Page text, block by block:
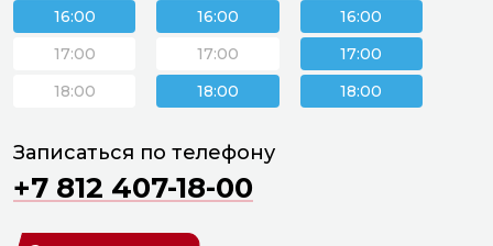
16:00
17:00
18:00
16:00
17:00
18:00
16:00
17:00
18:00
Записаться по телефону
+7 812 407-18-00